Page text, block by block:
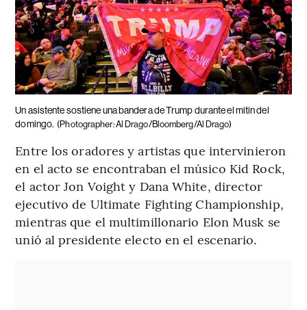
Un asistente sostiene una bandera de Trump durante el mitin del
domingo. (Photographer: Al Drago/Bloomberg/Al Drago)
Entre los oradores y artistas que intervinieron
en el acto se encontraban el músico Kid Rock,
el actor Jon Voight y Dana White, director
ejecutivo de Ultimate Fighting Championship,
mientras que el multimillonario Elon Musk se
unió al presidente electo en el escenario.